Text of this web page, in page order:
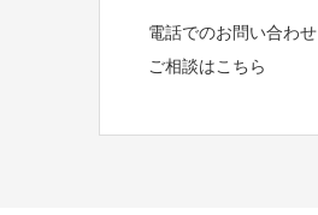
電話でのお問い合わせ
ご相談はこちら